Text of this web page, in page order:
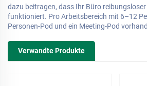
dazu beitragen, dass Ihr Büro
funktioniert. Pro Arbeitsbereich mit 6–12
Personen-Pod und ein Meeting-Pod
Verwandte Produkte